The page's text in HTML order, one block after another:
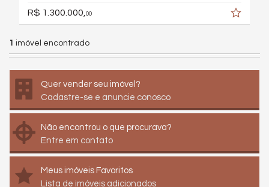
R$ 1.300.000, 00
1 imóvel encontrado
Quer vender seu imóvel?
Cadastre-se e anuncie conosco
Não encontrou o que procurava?
Entre em contato
Meus imóveis Favoritos
Lista de imóveis adicionados